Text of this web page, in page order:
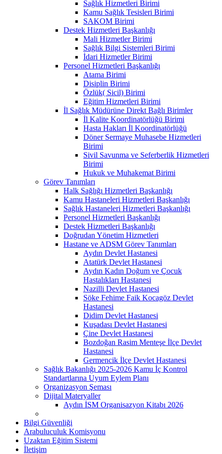
Sağlık Hizmetleri Birimi
Kamu Sağlık Tesisleri Birimi
SAKOM Birimi
Destek Hizmetleri Başkanlığı
Mali Hizmetler Birimi
Sağlık Bilgi Sistemleri Birimi
İdari Hizmetler Birimi
Personel Hizmetleri Başkanlığı
Atama Birimi
Disiplin Birimi
Özlük( Sicil) Birimi
Eğitim Hizmetleri Birimi
İl Sağlık Müdürüne Direkt Bağlı Birimler
İl Kalite Koordinatörlüğü Birimi
Hasta Hakları İl Koordinatörlüğü
Döner Sermaye Muhasebe Hizmetleri
Birimi
Sivil Savunma ve Seferberlik Hizmetleri
Birimi
Hukuk ve Muhakemat Birimi
Görev Tanımları
Halk Sağlığı Hizmetleri Başkanlığı
Kamu Hastaneleri Hizmetleri Başkanlığı
Sağlık Hastaneleri Hizmetleri Başkanlığı
Personel Hizmetleri Başkanlığı
Destek Hizmetleri Başkanlığı
Doğrudan Yönetim Hizmetleri
Hastane ve ADSM Görev Tanımları
Aydın Devlet Hastanesi
Atatürk Devlet Hastanesi
Aydın Kadın Doğum ve Çocuk
Hastalıkları Hastanesi
Nazilli Devlet Hastanesi
Söke Fehime Faik Kocagöz Devlet
Hastanesi
Didim Devlet Hastanesi
Kuşadası Devlet Hastanesi
Çine Devlet Hastanesi
Bozdoğan Rasim Menteşe İlçe Devlet
Hastanesi
Germencik İlçe Devlet Hastanesi
Sağlık Bakanlığı 2025-2026 Kamu İç Kontrol
Standartlarına Uyum Eylem Planı
Organizasyon Şeması
Dijital Materyaller
Aydın İSM Organisazyon Kitabı 2026
Bilgi Güvenliği
Arabuluculuk Komisyonu
Uzaktan Eğitim Sistemi
İletişim